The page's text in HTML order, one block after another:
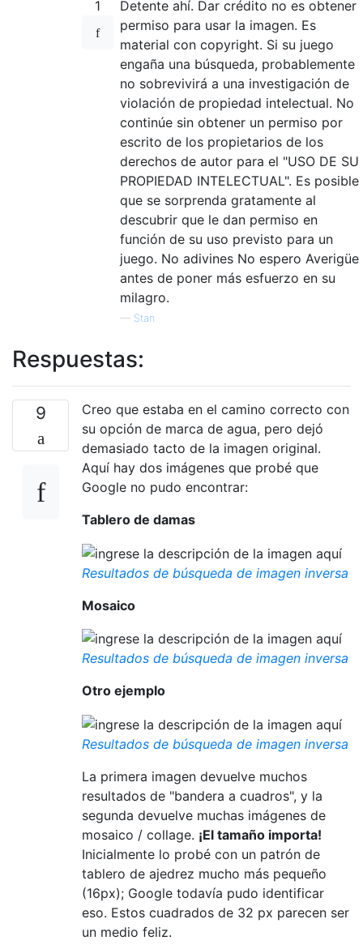
1
Detente ahí. Dar crédito no es obtener
permiso para usar la imagen. Es
material con copyright. Si su juego
engaña una búsqueda, probablemente
no sobrevivirá a una investigación de
violación de propiedad intelectual. No
continúe sin obtener un permiso por
escrito de los propietarios de los
derechos de autor para el "USO DE SU
PROPIEDAD INTELECTUAL". Es posible
que se sorprenda gratamente al
descubrir que le dan permiso en
función de su uso previsto para un
juego. No adivines No espero Averigüe
antes de poner más esfuerzo en su
milagro.
— Stan
Respuestas:
9
Creo que estaba en el camino correcto con
su opción de marca de agua, pero dejó
demasiado tacto de la imagen original.
Aquí hay dos imágenes que probé que
Google no pudo encontrar:
Tablero de damas
Resultados de búsqueda de imagen inversa
Mosaico
Resultados de búsqueda de imagen inversa
Otro ejemplo
Resultados de búsqueda de imagen inversa
La primera imagen devuelve muchos
resultados de "bandera a cuadros", y la
segunda devuelve muchas imágenes de
mosaico / collage. ¡El tamaño importa!
Inicialmente lo probé con un patrón de
tablero de ajedrez mucho más pequeño
(16px); Google todavía pudo identificar
eso. Estos cuadrados de 32 px parecen ser
un medio feliz.